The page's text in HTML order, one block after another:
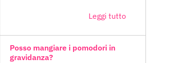
Leggi tutto
Posso mangiare i pomodori in
gravidanza?